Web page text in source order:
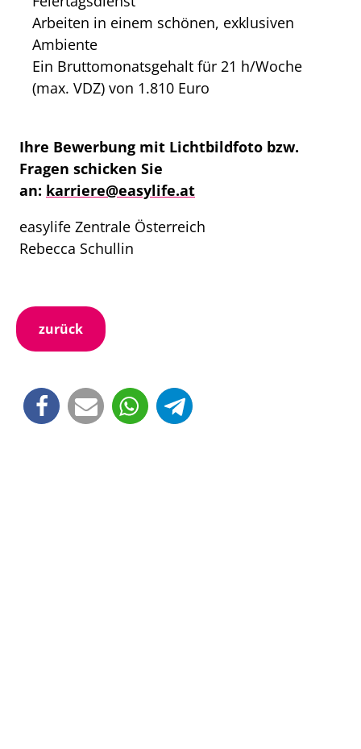
Arbeiten in einem schönen, exklusiven
Ambiente
Ein Bruttomonatsgehalt für 21 h/Woche
(max. VDZ) von 1.810 Euro
Ihre Bewerbung mit Lichtbildfoto bzw.
Fragen schicken Sie
an: karriere@easylife.at
easylife Zentrale Österreich
Rebecca Schullin
zurück